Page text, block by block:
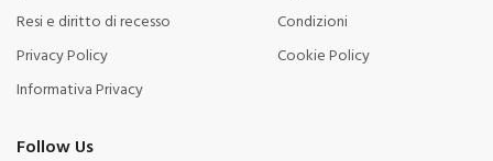
Resi e diritto di recesso
Condizioni
Privacy Policy
Cookie Policy
Informativa Privacy
Follow Us